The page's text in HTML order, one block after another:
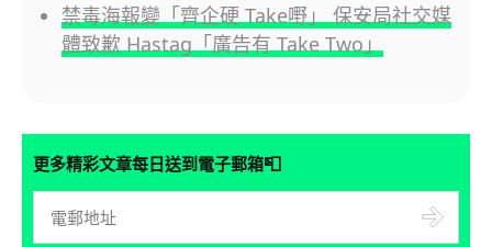
禁毒海報變「齊企硬 Take嘢」 保安局社交媒
體致歉 Hastag「廣告有 Take Two」
更多精彩文章每日送到電子郵箱📮